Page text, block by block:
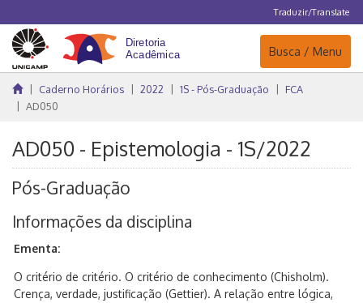
Traduzir/Translate
Navegação
Busca / Menu
Caderno Horários 2022 1S - Pós-Graduação
FCA
AD050
AD050 - Epistemologia - 1S/2022
Pós-Graduação
Informações da disciplina
Ementa:
O critério de critério. O critério de conhecimento (Chisholm).
Crença, verdade, justificação (Gettier). A relação entre lógica,